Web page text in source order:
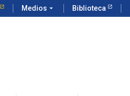
Medios arrow_drop_down Biblioteca